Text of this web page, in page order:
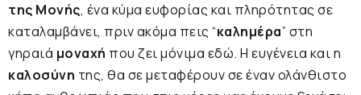
της Μονής, ένα κύμα ευφορίας και πληρότητας σε
καταλαμβάνει, πριν ακόμα πεις “καλημέρα” στη
γηραιά μοναχή που ζει μόνιμα εδώ. Η ευγένεια και η
καλοσύνη της, θα σε μεταφέρουν σε έναν ολάνθιστο